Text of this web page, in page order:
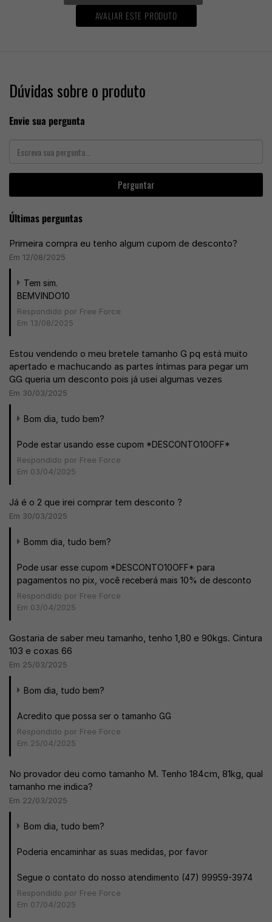
AVALIAR ESTE PRODUTO
Dúvidas sobre o produto
Envie sua pergunta
Perguntar
Últimas perguntas
Primeira compra eu tenho algum cupom de desconto?
Em 12/08/2025
Tem sim.
BEMVINDO10
Respondido por Free Force
Em 13/08/2025
Estou vendendo o meu bretele tamanho G pq está muito
apertado e machucando as partes íntimas para pegar um
GG queria um desconto pois já usei algumas vezes
Em 30/03/2025
Bom dia, tudo bem?
Pode estar usando esse cupom *DESCONTO10OFF*
Respondido por Free Force
Em 03/04/2025
Já é o 2 que irei comprar tem desconto ?
Em 30/03/2025
Bomm dia, tudo bem?
Pode usar esse cupom *DESCONTO10OFF* para
pagamentos no pix, você receberá mais 10% de desconto
Respondido por Free Force
Em 03/04/2025
Gostaria de saber meu tamanho, tenho 1,80 e 90kgs. Cintura
103 e coxas 66
Em 25/03/2025
Bom dia, tudo bem?
Acredito que possa ser o tamanho GG
Respondido por Free Force
Em 25/04/2025
No provador deu como tamanho M. Tenho 184cm, 81kg, qual
tamanho me indica?
Em 22/03/2025
Bom dia, tudo bem?
Poderia encaminhar as suas medidas, por favor
Segue o contato do nosso atendimento (47) 99959-3974
Respondido por Free Force
Em 07/04/2025